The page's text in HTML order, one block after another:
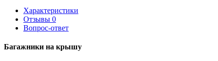
Характеристики
Отзывы 0
Вопрос-ответ
Багажники на крышу